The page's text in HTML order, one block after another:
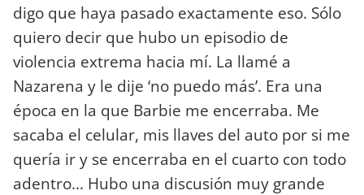
digo que haya pasado exactamente eso. Sólo
quiero decir que hubo un episodio de
violencia extrema hacia mí. La llamé a
Nazarena y le dije ‘no puedo más’. Era una
época en la que Barbie me encerraba. Me
sacaba el celular, mis llaves del auto por si me
quería ir y se encerraba en el cuarto con todo
adentro... Hubo una discusión muy grande